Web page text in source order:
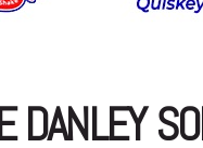
DANLEY